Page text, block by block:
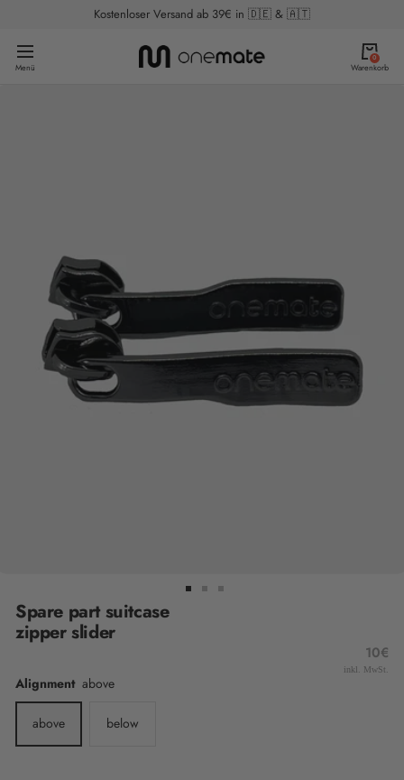
content
Kostenloser Versand ab 39€ in 🇩🇪 & 🇦🇹
Navigation
Menü
onemate
0
Warenkorb
Spare part suitcase
zipper slider
Sale
price
10€
inkl. MwSt.
Alignment above
above below